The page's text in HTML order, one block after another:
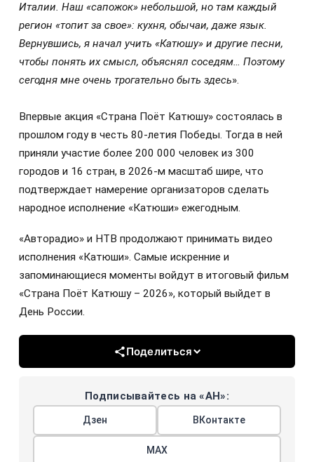
Италии. Наш «сапожок» небольшой, но там каждый
регион «топит за свое»: кухня, обычаи, даже язык.
Вернувшись, я начал учить «Катюшу» и другие песни,
чтобы понять их смысл, объяснял соседям… Поэтому
сегодня мне очень трогательно быть здесь».
Впервые акция «Страна Поёт Катюшу» состоялась в
прошлом году в честь 80‑летия Победы. Тогда в ней
приняли участие более 200 000 человек из 300
городов и 16 стран, в 2026‑м масштаб шире, что
подтверждает намерение организаторов сделать
народное исполнение «Катюши» ежегодным.
«Авторадио» и НТВ продолжают принимать видео
исполнения «Катюши». Самые искренние и
запоминающиеся моменты войдут в итоговый фильм
«Страна Поёт Катюшу – 2026», который выйдет в
День России.
Поделиться
Подписывайтесь на «АН»:
Дзен ВКонтакте
МАХ